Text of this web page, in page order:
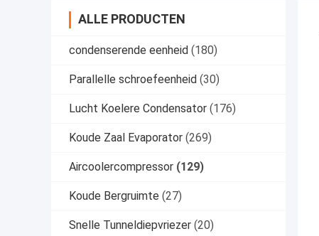
ALLE PRODUCTEN
condenserende eenheid (180)
Parallelle schroefeenheid (30)
Lucht Koelere Condensator (176)
Koude Zaal Evaporator (269)
Aircoolercompressor (129)
Koude Bergruimte (27)
Snelle Tunneldiepvriezer (20)